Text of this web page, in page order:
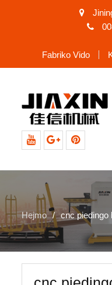
Fabriko Vido
Hejmo cnc piedingo